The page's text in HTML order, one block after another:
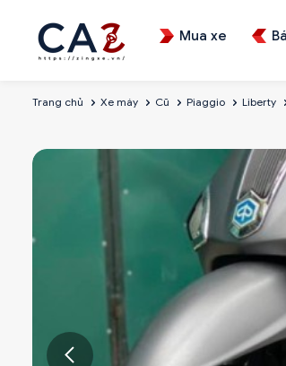
Mua xe
Trang chủ Xe máy Cũ Piaggio Liberty